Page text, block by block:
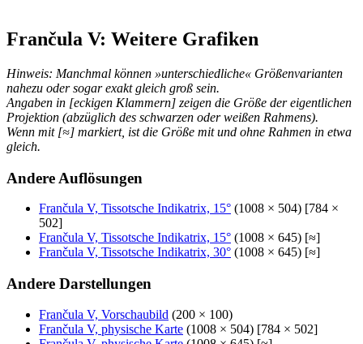
Frančula V: Weitere Grafiken
Hinweis: Manchmal können »unterschiedliche« Größenvarianten
nahezu oder sogar exakt gleich groß sein.
Angaben in [eckigen Klammern] zeigen die Größe der eigentlichen
Projektion (abzüglich des schwarzen oder weißen Rahmens).
Wenn mit [≈] markiert, ist die Größe mit und ohne Rahmen in etwa
gleich.
Andere Auflösungen
Frančula V, Tissotsche Indikatrix, 15° (1008 × 504) [784 ×
502]
Frančula V, Tissotsche Indikatrix, 15° (1008 × 645) [≈]
Frančula V, Tissotsche Indikatrix, 30° (1008 × 645) [≈]
Andere Darstellungen
Frančula V, Vorschaubild (200 × 100)
Frančula V, physische Karte (1008 × 504) [784 × 502]